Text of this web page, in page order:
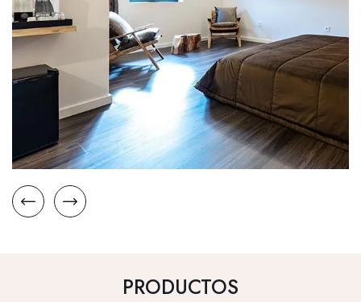
PRODUCTOS